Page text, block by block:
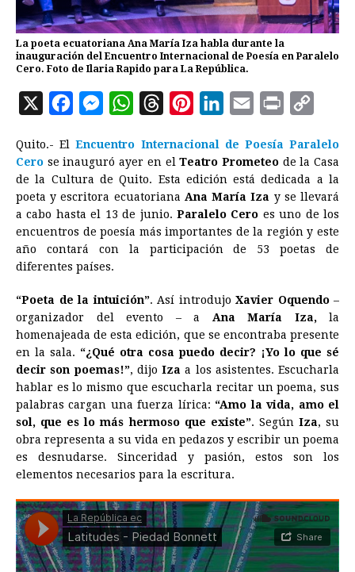
La poeta ecuatoriana Ana María Iza habla durante la
inauguración del Encuentro Internacional de Poesía en Paralelo
Cero. Foto de Ilaria Rapido para La República.
X
c
e
b
o
o
k
M
s
s
e
n
g
e
r
W
a
t
s
A
p
r
e
a
d
s
n
t
e
r
e
t
n
k
e
d
a
l
n
t
p
y
L
i
n
Quito.- ElEncuentro Internacional de Poesía Paralelo
Cero se inauguró ayer en elTeatro Prometeode la Casa
de la Cultura de Quito. Esta edición está dedicada a la
poeta y escritora ecuatoriana Ana María Iza y se llevará
a cabo hasta el 13 de junio. Paralelo Cero es uno de los
encuentros de poesía más importantes de la región y este
año contará con la participación de 53 poetas de
diferentes países.
“Poeta de la intuición”. Así introdujo Xavier Oquendo–
organizador del evento – a Ana María Iza, la
homenajeada de esta edición, que se encontraba presente
en la sala. “¿Qué otra cosa puedo decir? ¡Yo lo que sé
decir son poemas!”, dijo Iza a los asistentes. Escucharla
hablar es lo mismo que escucharla recitar un poema, sus
palabras cargan una fuerza lírica: “Amo la vida, amo el
sol, que es lo más hermoso que existe”. Según Iza, su
obra representa a su vida en pedazos y escribir un poema
es desnudarse. Sinceridad y pasión, estos son los
elementos necesarios para la escritura.